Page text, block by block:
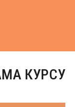
КУРСУ